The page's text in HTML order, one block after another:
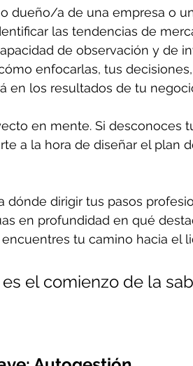
dueño/a de una empresa o
las tendencias de
de observación y de
enfocarlas, tus
en los resultados de tu
en mente. Si desconoces
a la hora de diseñar el plan
dónde dirigir tus pasos
en profundidad en qué
tu camino hacia el
el comienzo de la